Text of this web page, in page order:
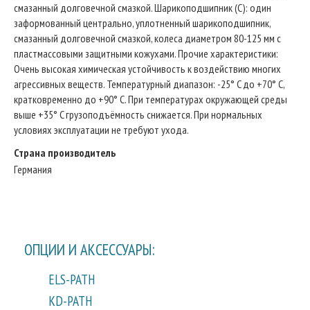
смазанный долговечной смазкой. Шарикоподшипник (С): один
заформованный центрально, уплотненный шарикоподшипник,
смазанный долговечной смазкой, колеса диаметром 80-125 мм с
пластмассовыми защитными кожухами. Прочие характеристики:
Очень высокая химическая устойчивость к воздействию многих
агрессивных веществ. Температурный диапазон: -25° C до +70° C,
кратковременно до +90° C. При температурах окружающей среды
выше +35° C грузоподъёмность снижается. При нормальных
условиях эксплуатации не требуют ухода.
Страна производитель
Германия
ОПЦИИ И АКСЕССУАРЫ:
ELS-PATH
KD-PATH